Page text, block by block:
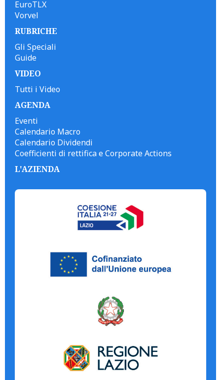
EuroTLX
Vorvel
RUBRICHE
Gli Speciali
Guide
VIDEO
Tutti i Video
AGENDA
Eventi
Calendario Macro
Calendario Dividendi
Coefficienti di rettifica e Corporate Actions
L'AZIENDA